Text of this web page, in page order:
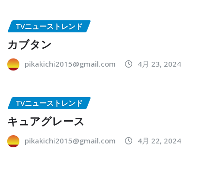
TVニューストレンド
カブタン
pikakichi2015@gmail.com 4月 23, 2024
TVニューストレンド
キュアグレース
pikakichi2015@gmail.com 4月 22, 2024